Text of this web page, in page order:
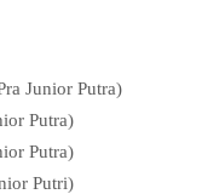
Junior Putra)
Putra)
Putra)
Putri)